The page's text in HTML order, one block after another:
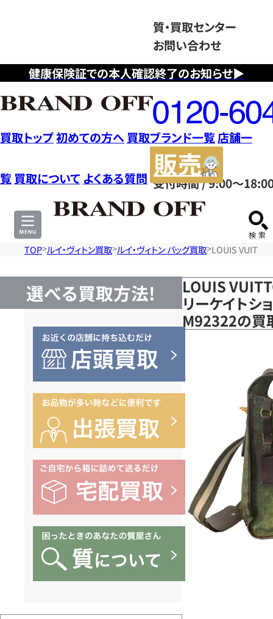
健康保険証での本人確認終了のお知らせ▶
質・買取センター
お問い合わせ
フ
リ
ー
ダ
イ
ヤ
ル
0120604117
受付時間 / 9:00～
買取トップ初めての方へ 買取ブランド一覧店舗一
覧 買取について よくある質問
サ
TOP ルイ・ヴィトン買取 ルイ・ヴィトン バッグ買取 LOUIS
選べる買取方法!
LOUIS
リーケイトシ
M92322の買